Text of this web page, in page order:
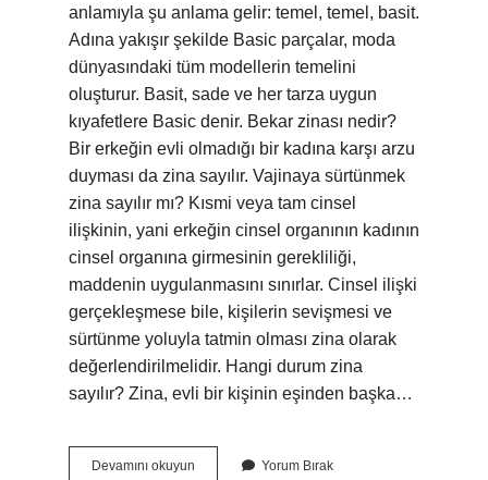
anlamıyla şu anlama gelir: temel, temel, basit.
Adına yakışır şekilde Basic parçalar, moda
dünyasındaki tüm modellerin temelini
oluşturur. Basit, sade ve her tarza uygun
kıyafetlere Basic denir. Bekar zinası nedir?
Bir erkeğin evli olmadığı bir kadına karşı arzu
duyması da zina sayılır. Vajinaya sürtünmek
zina sayılır mı? Kısmi veya tam cinsel
ilişkinin, yani erkeğin cinsel organının kadının
cinsel organına girmesinin gerekliliği,
maddenin uygulanmasını sınırlar. Cinsel ilişki
gerçekleşmese bile, kişilerin sevişmesi ve
sürtünme yoluyla tatmin olması zina olarak
değerlendirilmelidir. Hangi durum zina
sayılır? Zina, evli bir kişinin eşinden başka…
Devamını okuyun Yorum Bırak